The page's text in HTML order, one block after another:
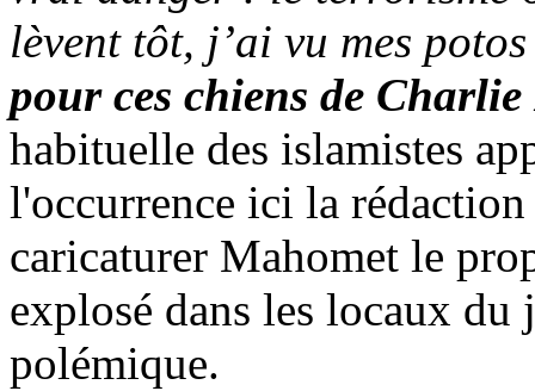
lèvent tôt, j’ai vu mes
pour ces chiens de Charlie
habituelle des islamistes
l'occurrence ici la
caricaturer Mahomet le
explosé dans les locaux
polémique.